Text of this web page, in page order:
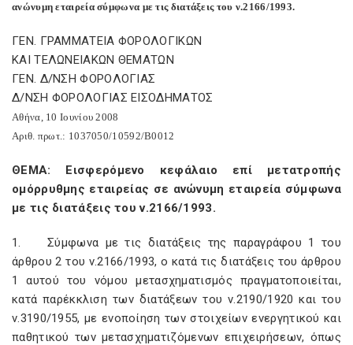
ανώνυμη εταιρεία σύμφωνα με τις διατάξεις του ν.2166/1993.
ΓΕΝ. ΓΡΑΜΜΑΤΕΙΑ ΦΟΡΟΛΟΓΙΚΩΝ
ΚΑΙ ΤΕΛΩΝΕΙΑΚΩΝ ΘΕΜΑΤΩΝ
ΓΕΝ. Δ/ΝΣΗ ΦΟΡΟΛΟΓΙΑΣ
Δ/ΝΣΗ ΦΟΡΟΛΟΓΙΑΣ ΕΙΣΟΔΗΜΑΤΟΣ
Αθήνα, 10 Ιουνίου 2008
Αριθ. πρωτ.: 1037050/10592/Β0012
ΘΕΜΑ: Εισφερόμενο κεφάλαιο επί μετατροπής
ομόρρυθμης εταιρείας σε ανώνυμη εταιρεία σύμφωνα
με τις διατάξεις του ν.2166/1993.
1. Σύμφωνα με τις διατάξεις της παραγράφου 1 του
άρθρου 2 του ν.2166/1993, ο κατά τις διατάξεις του άρθρου
1 αυτού του νόμου μετασχηματισμός πραγματοποιείται,
κατά παρέκκλιση των διατάξεων του ν.2190/1920 και του
ν.3190/1955, με ενοποίηση των στοιχείων ενεργητικού και
παθητικού των μετασχηματιζόμενων επιχειρήσεων, όπως